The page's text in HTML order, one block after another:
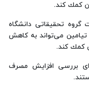
كمك كند.
گروه تحقیقاتی دانشگاه
می‌تواند به كاهش
كمك كند.
بررسی افزایش مصرف